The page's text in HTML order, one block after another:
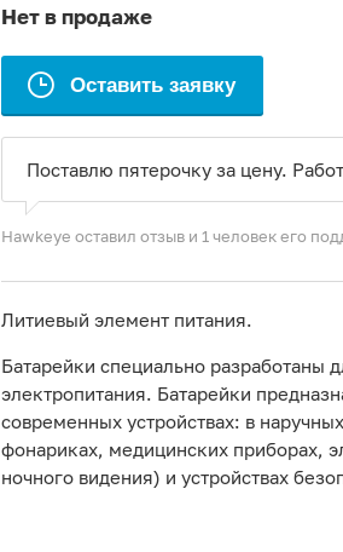
Нет в продаже
Оставить заявку
Поставлю пятерочку за цену.
Hawkeye оставил отзыв и 1 человек его
Литиевый элемент питания.
Батарейки специально разработаны
электропитания. Батарейки
современных устройствах: в
фонариках, медицинских приборах,
ночного видения) и устройствах